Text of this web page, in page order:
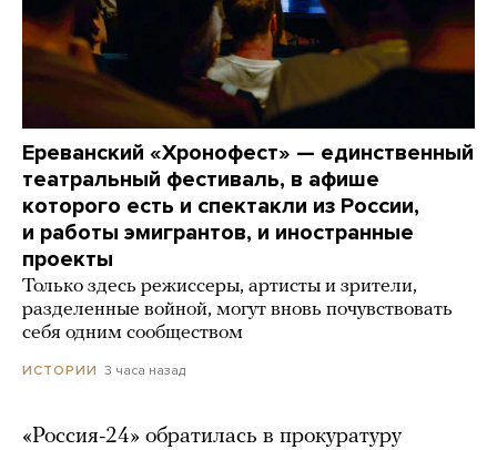
Ереванский «Хронофест» — единственный
театральный фестиваль, в афише
которого есть и спектакли из России,
и работы эмигрантов, и иностранные
проекты
Только здесь режиссеры, артисты и зрители,
разделенные войной, могут вновь почувствовать
себя одним сообществом
ИСТОРИИ 3 часа назад
«Россия-24» обратилась в прокуратуру